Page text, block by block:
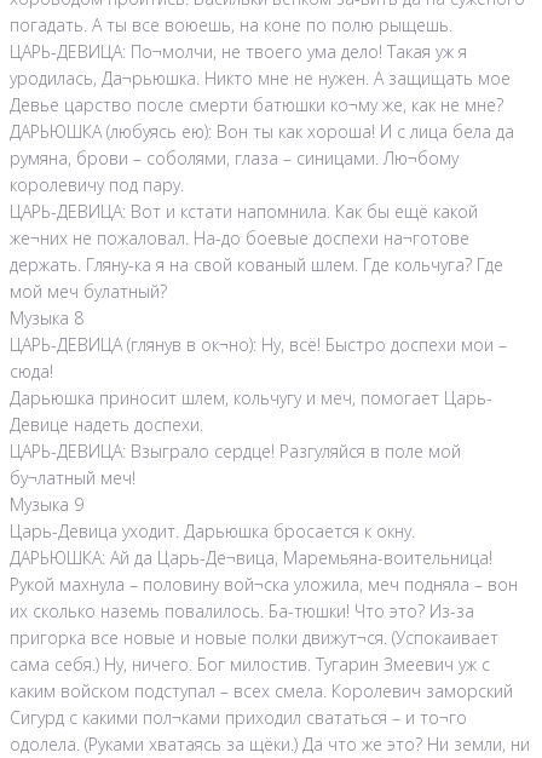
погадать. А ты все воюешь, на коне по полю рыщешь.
ЦАРЬ-ДЕВИЦА: По¬молчи, не твоего ума дело! Такая уж я
уродилась, Да¬рьюшка. Никто мне не нужен. А защищать мое
Девье царство после смерти батюшки ко¬му же, как не мне?
ДАРЬЮШКА (любуясь ею): Вон ты как хороша! И с лица бела да
румяна, брови – соболями, глаза – синицами. Лю¬бому
королевичу под пару.
ЦАРЬ-ДЕВИЦА: Вот и кстати напомнила. Как бы ещё какой
же¬них не пожаловал. На-до боевые доспехи на¬готове
держать. Гляну-ка я на свой кованый шлем. Где кольчуга? Где
мой меч булатный?
Музыка 8
ЦАРЬ-ДЕВИЦА (глянув в ок¬но): Ну, всё! Быстро доспехи мои –
сюда!
Дарьюшка приносит шлем, кольчугу и меч, помогает Царь-
Девице надеть доспехи.
ЦАРЬ-ДЕВИЦА: Взыграло сердце! Разгуляйся в поле мой
бу¬латный меч!
Музыка 9
Царь-Девица уходит. Дарьюшка бросается к окну.
ДАРЬЮШКА: Ай да Царь-Де¬вица, Маремьяна-воительница!
Рукой махнула – половину вой¬ска уложила, меч подняла – вон
их сколько наземь повалилось. Ба-тюшки! Что это? Из-за
пригорка все новые и новые полки движут¬ся. (Успокаивает
сама себя.) Ну, ничего. Бог милостив. Тугарин Змеевич уж с
каким войском подступал – всех смела. Королевич заморский
Сигурд с какими пол¬ками приходил свататься – и то¬го
одолела. (Руками хватаясь за щёки.) Да что же это? Ни земли, ни